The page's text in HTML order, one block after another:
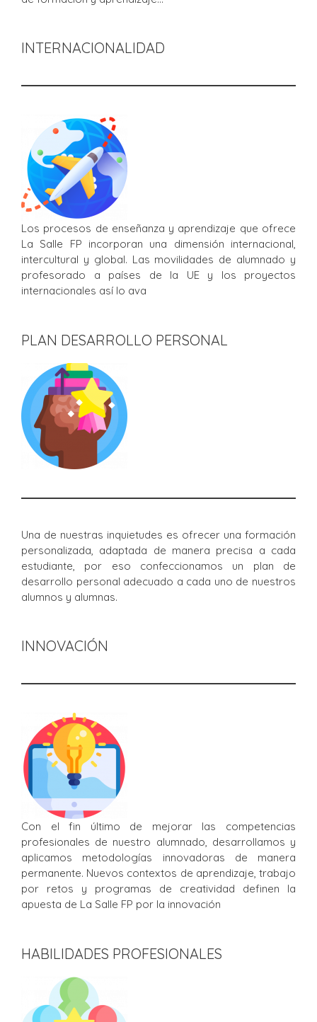
INTERNACIONALIDAD
Los procesos de enseñanza y aprendizaje que ofrece
La Salle FP incorporan una dimensión internacional,
intercultural y global. Las movilidades de alumnado y
profesorado a países de la UE y los proyectos
internacionales así lo ava
PLAN DESARROLLO PERSONAL
Una de nuestras inquietudes es ofrecer una formación
personalizada, adaptada de manera precisa a cada
estudiante, por eso confeccionamos un plan de
desarrollo personal adecuado a cada uno de nuestros
alumnos y alumnas.
INNOVACIÓN
Con el fin último de mejorar las competencias
profesionales de nuestro alumnado, desarrollamos y
aplicamos metodologías innovadoras de manera
permanente. Nuevos contextos de aprendizaje, trabajo
por retos y programas de creatividad definen la
apuesta de La Salle FP por la innovación
HABILIDADES PROFESIONALES